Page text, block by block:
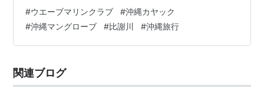
ンクラブ。 経験豊富な頼れるカヤックガイドがはじめて
の方から 丁寧に漕ぎ方をレクチャーして安心・安全で楽
しいツアーを開催しています。 お気軽にご参加ください
カヤックのお申し込みはこちらから Sign in - G…
#ウエーブマリンクラブ #沖縄カヤック
#沖縄マングローブ #比謝川 #沖縄旅行
関連ブログ